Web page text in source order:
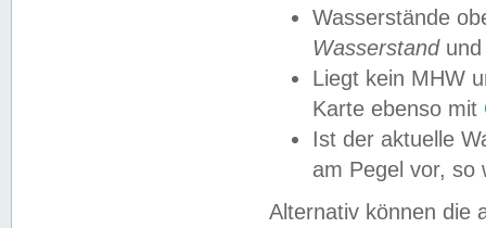
Wasserstände
Wasserstandund
Liegt kein MHW
Karte ebenso mit
Ist der aktuelle
am Pegel vor,
Alternativ können die